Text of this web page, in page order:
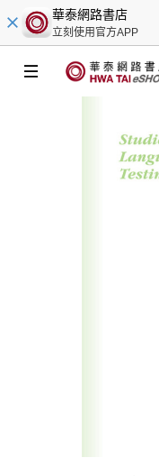
華泰網路書店
立刻使用官方APP